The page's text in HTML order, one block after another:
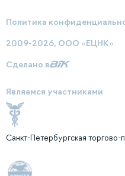
Политика
2009-2026, ООО «ЕЦНК»
Сделано в
Являемся участниками
Санкт-Петербургская торгово-